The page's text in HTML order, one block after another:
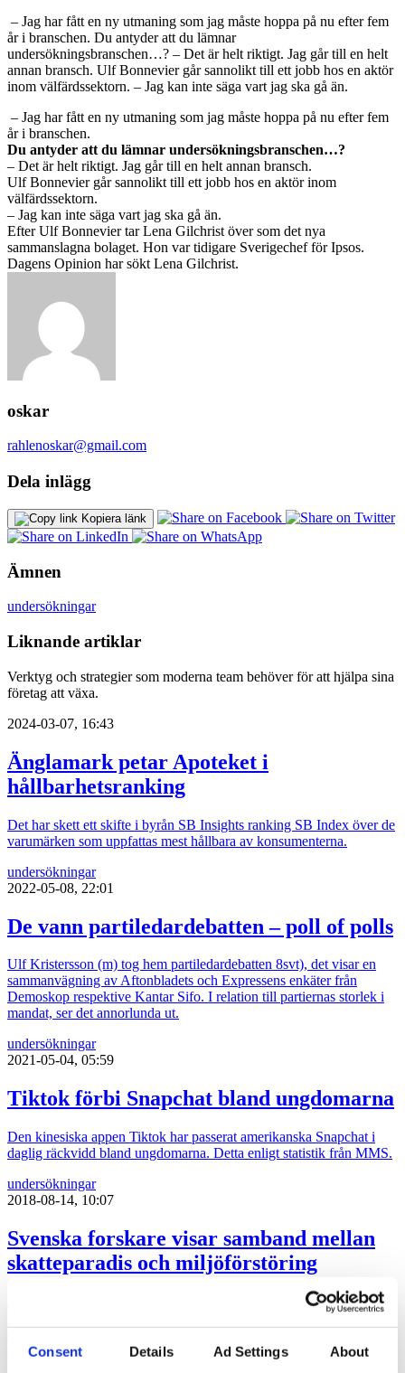
Consent Details Ad Settings About
– Jag har fått en ny utmaning som jag måste hoppa på nu efter fem
år i branschen. Du antyder att du lämnar
undersökningsbranschen…? – Det är helt riktigt. Jag går till en helt
annan bransch. Ulf Bonnevier går sannolikt till ett jobb hos en aktör
inom välfärdssektorn. – Jag kan inte säga vart jag ska gå än.
– Jag har fått en ny utmaning som jag måste hoppa på nu efter fem
år i branschen.
Du antyder att du lämnar undersökningsbranschen…?
– Det är helt riktigt. Jag går till en helt annan bransch.
Ulf Bonnevier går sannolikt till ett jobb hos en aktör inom
välfärdssektorn.
– Jag kan inte säga vart jag ska gå än.
Efter Ulf Bonnevier tar Lena Gilchrist över som det nya
sammanslagna bolaget. Hon var tidigare Sverigechef för Ipsos.
Dagens Opinion har sökt Lena Gilchrist.
oskar
rahlenoskar@gmail.com
Dela inlägg
Kopiera länk
Ämnen
undersökningar
Liknande artiklar
Verktyg och strategier som moderna team behöver för att hjälpa sina
företag att växa.
2024-03-07, 16:43
Änglamark petar Apoteket i
hållbarhetsranking
Det har skett ett skifte i byrån SB Insights ranking SB Index över de
varumärken som uppfattas mest hållbara av konsumenterna.
undersökningar
2022-05-08, 22:01
De vann partiledardebatten – poll of polls
Ulf Kristersson (m) tog hem partiledardebatten 8svt), det visar en
sammanvägning av Aftonbladets och Expressens enkäter från
Demoskop respektive Kantar Sifo. I relation till partiernas storlek i
mandat, ser det annorlunda ut.
undersökningar
2021-05-04, 05:59
Tiktok förbi Snapchat bland ungdomarna
Den kinesiska appen Tiktok har passerat amerikanska Snapchat i
daglig räckvidd bland ungdomarna. Detta enligt statistik från MMS.
undersökningar
2018-08-14, 10:07
Svenska forskare visar samband mellan
skatteparadis och miljöförstöring
Forskarna från Stockholm Resilience Centre, Kungliga
Vetenskapsakademin och universitetet i Amsterdam har presenterat
miljöförstöring.